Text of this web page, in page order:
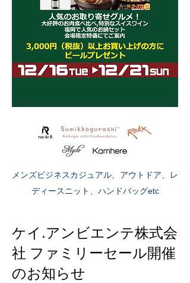
​メンズビジネスカジュアル、アウトドア、レ
ディースニット、ハンドバッグetc
ケイ.アンビエンテ株式会
社 ファミリーセール開催
のお知らせ